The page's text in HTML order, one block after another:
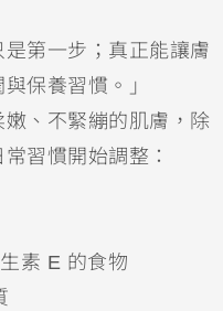
第一步；真正能讓膚
保養習慣。」
、不緊繃的肌膚，除
習慣開始調整：
素 E 的食物